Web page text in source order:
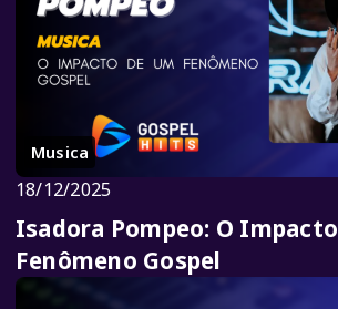
Musica
18/12/2025
Isadora Pompeo: O
Fenômeno Gospel